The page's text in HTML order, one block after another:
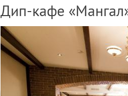
Дип-кафе